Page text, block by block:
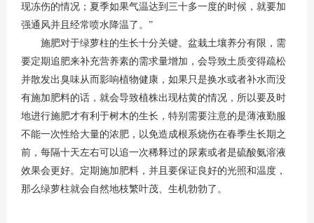
现冻伤的情况；夏季如果气温达到三十多一度的时候，就要加
强通风并且经常喷水降温了。”
施肥对于绿萝柱的生长十分关键。盆栽土壤养分有限，需
要定期追肥来补充营养素的需求量增加，会导致土质变得疏松
并散发出臭味从而影响植物健康，如果只是换水或者补水而没
有施加肥料的话，就会导致植株出现枯黄的情况，所以要及时
地进行施肥才有利于树木的生长，特别需要注意的是薄液勤服
不能一次性给大量的浓肥，以免造成根系烧伤在春季生长期之
前，每隔十天左右可以追一次稀释过的尿素或者是硫酸氨溶液
效果会更好。定期施加肥料，并且要保证良好的光照和温度，
那么绿萝柱就会自然地枝繁叶茂、生机勃勃了。